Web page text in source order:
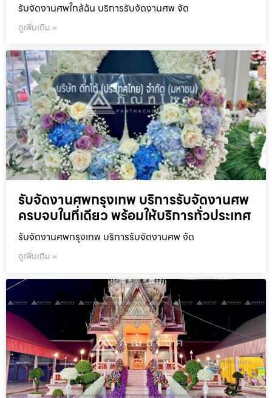
รับจัดงานศพใกล้ฉัน บริการรับจัดงานศพ จัด
ดูเพิ่มเติม »
รับจัดงานศพกรุงเทพ บริการรับจัดงานศพ
ครบจบในที่เดียว พร้อมให้บริการทั่วประเทศ
รับจัดงานศพกรุงเทพ บริการรับจัดงานศพ จัด
ดูเพิ่มเติม »